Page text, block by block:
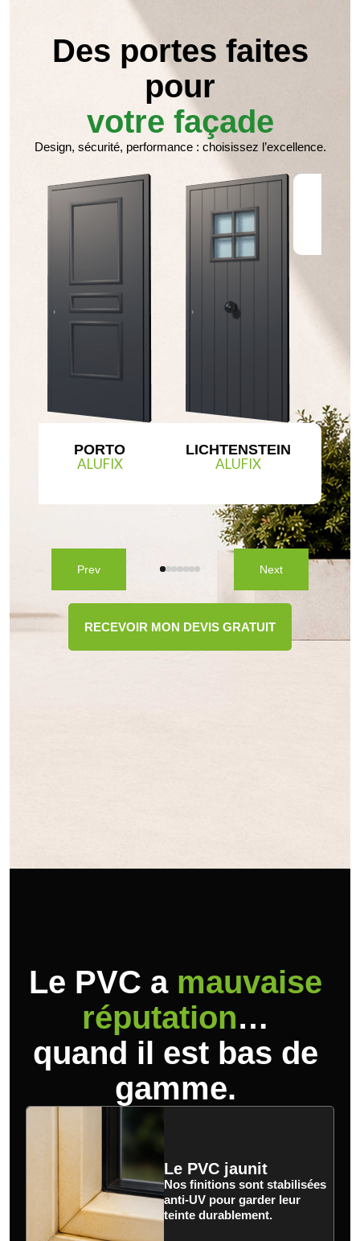
Des portes faites
pour
votre façade
Design, sécurité, performance : choisissez l’excellence.
PORTO
ALUFIX
LICHTENSTEIN
ALUFIX
Prev Next
RECEVOIR MON DEVIS GRATUIT
Le PVC a mauvaise
réputation…
quand il est bas de
gamme.
Le PVC jaunit
Nos finitions sont stabilisées
anti-UV pour garder leur
teinte durablement.